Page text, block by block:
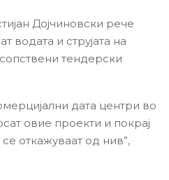
Дојчиновски рече
и струјата на
тендерски
дата центри во
овие проекти и покрај
откажуваат од нив”,